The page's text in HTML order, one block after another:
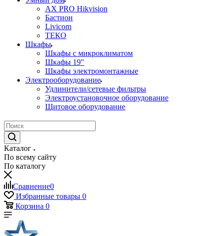
AX PRO Hikvision
Бастион
Livicom
ТЕКО
Шкафы
Шкафы с микроклиматом
Шкафы 19"
Шкафы электромонтажные
Электрооборудование
Удлинители/сетевые фильтры
Электроустановочное оборудование
Щитовое оборудование
Каталог
По всему сайту
По каталогу
Сравнение0
Избранные товары 0
Корзина 0